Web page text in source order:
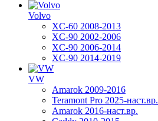
Volvo
XC-60 2008-2013
XC-90 2002-2006
XC-90 2006-2014
XC-90 2014-2019
VW
Amarok 2009-2016
Teramont Pro 2025-наст.вр.
Amarok 2016-наст.вр.